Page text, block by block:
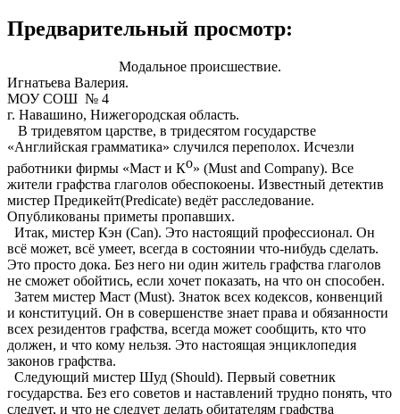
Предварительный просмотр:
Модальное происшествие.
Игнатьева Валерия.
МОУ СОШ № 4
г. Навашино, Нижегородская область.
В тридевятом царстве, в тридесятом государстве
«Английская грамматика» случился переполох. Исчезли
работники фирмы «Маст и Ко» (Must and Company). Все
жители графства глаголов обеспокоены. Известный детектив
мистер Предикейт(Predicate) ведёт расследование.
Опубликованы приметы пропавших.
Итак, мистер Кэн (Can). Это настоящий профессионал. Он
всё может, всё умеет, всегда в состоянии что-нибудь сделать.
Это просто дока. Без него ни один житель графства глаголов
не сможет обойтись, если хочет показать, на что он способен.
Затем мистер Маст (Must). Знаток всех кодексов, конвенций
и конституций. Он в совершенстве знает права и обязанности
всех резидентов графства, всегда может сообщить, кто что
должен, и что кому нельзя. Это настоящая энциклопедия
законов графства.
Следующий мистер Шуд (Should). Первый советник
государства. Без его советов и наставлений трудно понять, что
следует, и что не следует делать обитателям графства